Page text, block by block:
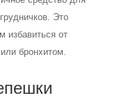
Это
избавиться от
бронхитом.